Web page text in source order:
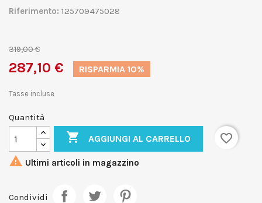
Riferimento: 125709475028
319,00 €
287,10 € RISPARMIA 10%
Tasse incluse
Quantità
 AGGIUNGI AL CARRELLO
favorite_border
 Ultimi articoli in magazzino
Condividi